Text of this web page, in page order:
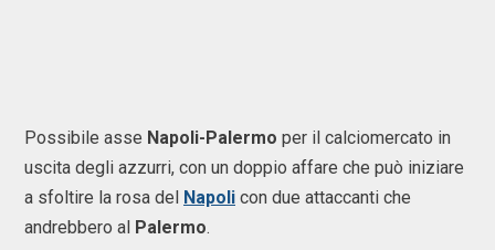
Possibile asse Napoli-Palermo per il calciomercato in
uscita degli azzurri, con un doppio affare che può iniziare
a sfoltire la rosa del Napoli con due attaccanti che
andrebbero al Palermo.